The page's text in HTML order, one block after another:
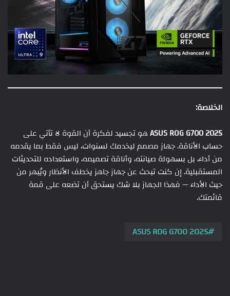
الخلاصة:
ASUS ROG G700 2025هو تجسيد لفكرة أن القوة لا تأتي على
حساب الأناقة. جهاز مصمم ليخدمك لسنوات، ليس فقط بما يقدمه
من أداء، بل بسهولة صيانته، وأناقة تصميمه، واستعداده للتحديثات
المستقبلية. إن كنت تبحث عن جهاز جاهز يخطف الأنظار ويُبهر من
حيث الأداء — فهذا الجهاز بلا شك يستحق أن تضعه على قمة
قائمتك.
ASUS ROG G700 2025